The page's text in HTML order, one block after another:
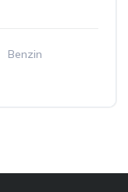
Benzin